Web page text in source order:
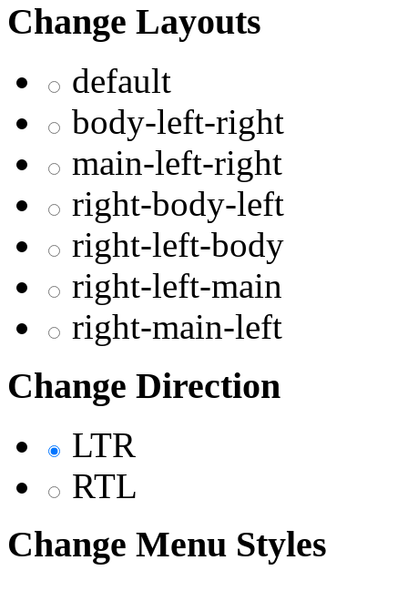
Change Layouts
default
body-left-right
main-left-right
right-body-left
right-left-body
right-left-main
right-main-left
Change Direction
LTR
RTL
Change Menu Styles